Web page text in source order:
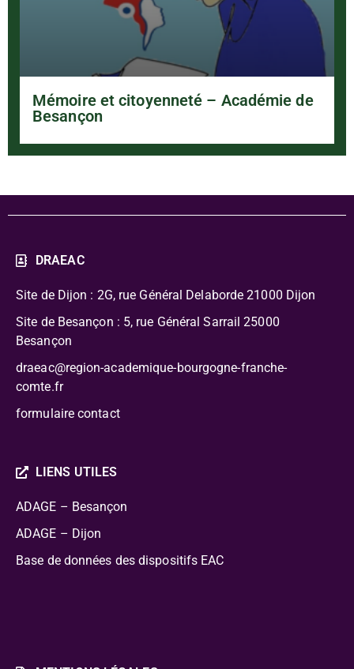
Mémoire et citoyenneté – Académie de
Besançon
DRAEAC
Site de Dijon : 2G, rue Général Delaborde 21000 Dijon
Site de Besançon : 5, rue Général Sarrail 25000
Besançon
draeac@region-academique-bourgogne-franche-
comte.fr
formulaire contact
LIENS UTILES
ADAGE – Besançon
ADAGE – Dijon
Base de données des dispositifs EAC